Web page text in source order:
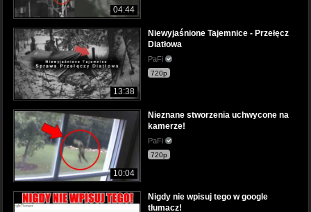
04:44
13:38
Niewyjaśnione Tajemnice - Przełęcz
Diatłowa
PaFi
720p
10:04
Nieznane stworzenia uchwycone na
kamerze!
PaFi
720p
Nigdy nie wpisuj tego w google
tłumacz!